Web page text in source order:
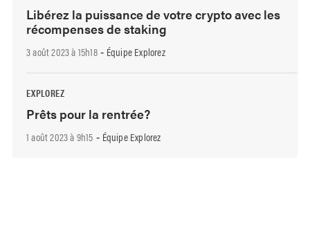
Libérez la puissance de votre crypto avec les
récompenses de staking
3 août 2023 à 15h18- Équipe Explorez
EXPLOREZ
Prêts pour la rentrée?
1 août 2023 à 9h15 - Équipe Explorez